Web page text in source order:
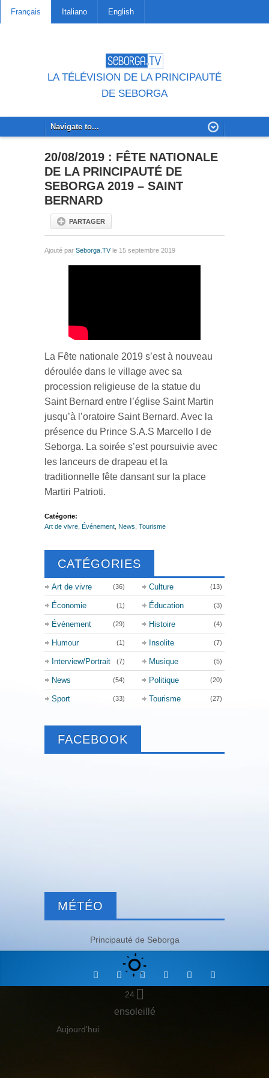
Français Italiano English
LA TÉLÉVISION DE LA PRINCIPAUTÉ
DE SEBORGA
20/08/2019 : FÊTE NATIONALE
DE LA PRINCIPAUTÉ DE
SEBORGA 2019 – SAINT
BERNARD
PARTAGER
Ajouté par Seborga.TV le 15 septembre 2019
La Fête nationale 2019 s’est à nouveau
déroulée dans le village avec sa
procession religieuse de la statue du
Saint Bernard entre l’église Saint Martin
jusqu’à l’oratoire Saint Bernard. Avec la
présence du Prince S.A.S Marcello I de
Seborga. La soirée s’est poursuivie avec
les lanceurs de drapeau et la
traditionnelle fête dansant sur la place
Martiri Patrioti.
Catégorie:
Art de vivre, Événement, News, Tourisme
CATÉGORIES
Art de vivre (36) Culture (13)
Économie (1) Éducation (3)
Événement (29) Histoire (4)
Humour (1) Insolite (7)
Interview/Portrait (7) Musique (5)
News (54) Politique (20)
Sport (33) Tourisme (27)
FACEBOOK
MÉTÉO
Principauté de Seborga
24
ensoleillé
Aujourd'hui